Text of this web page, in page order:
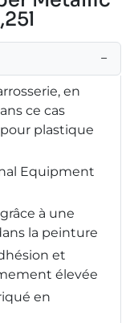
−
en
ce cas
plastique
Equipment
à une
la peinture
et
élevée
en